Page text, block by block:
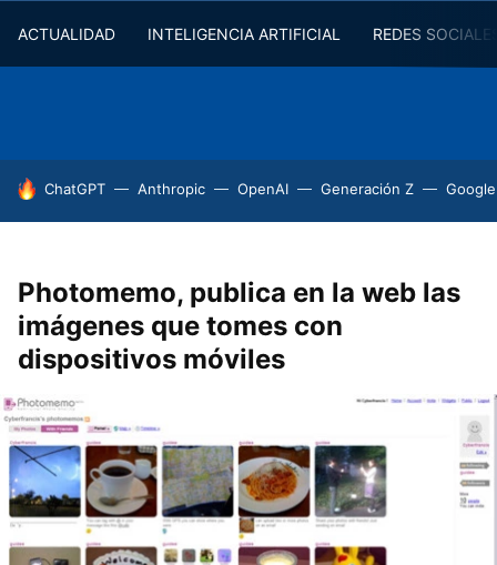
ACTUALIDAD INTELIGENCIA ARTIFICIAL REDES
HOY SE HABLA DE
ChatGPT Anthropic OpenAI Generación Z
Photomemo, publica en la web las
imágenes que tomes con
dispositivos móviles